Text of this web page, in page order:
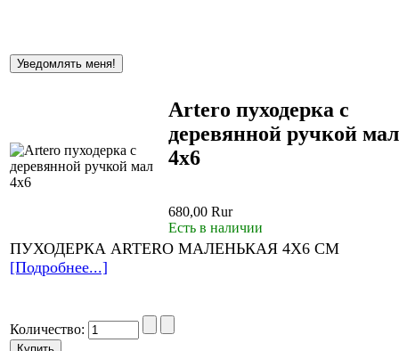
Artero пуходерка с
деревянной ручкой мал
4х6
680,00 Rur
Есть в наличии
ПУХОДЕРКА ARTERO МАЛЕНЬКАЯ 4Х6 СМ
[Подробнее...]
Количество: